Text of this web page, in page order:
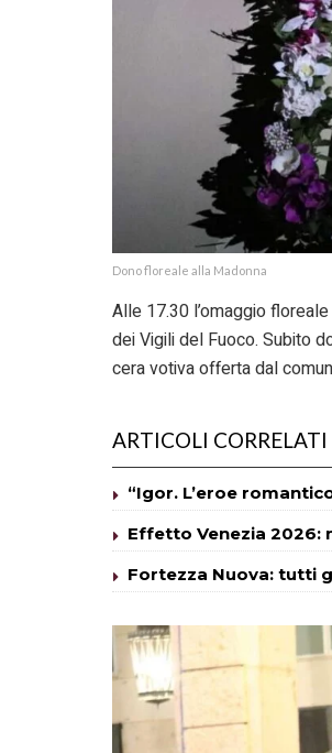
Dono floreale alla Madonna
Alle 17.30 l’omaggio
dei Vigili del Fuoco. Subito
cera votiva offerta dal
ARTICOLI CORRELATI
“Igor. L’eroe
Effetto Venezia 2026:
Fortezza Nuova: tutti